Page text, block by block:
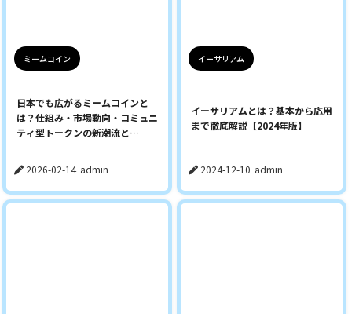
ミームコイン
日本でも広がるミームコインと
は？仕組み・市場動向・コミュニ
ティ型トークンの新潮流と
2026-02-14 admin
イーサリアム
イーサリアムとは？基本から応用
まで徹底解説【2024年版】
2024-12-10 admin